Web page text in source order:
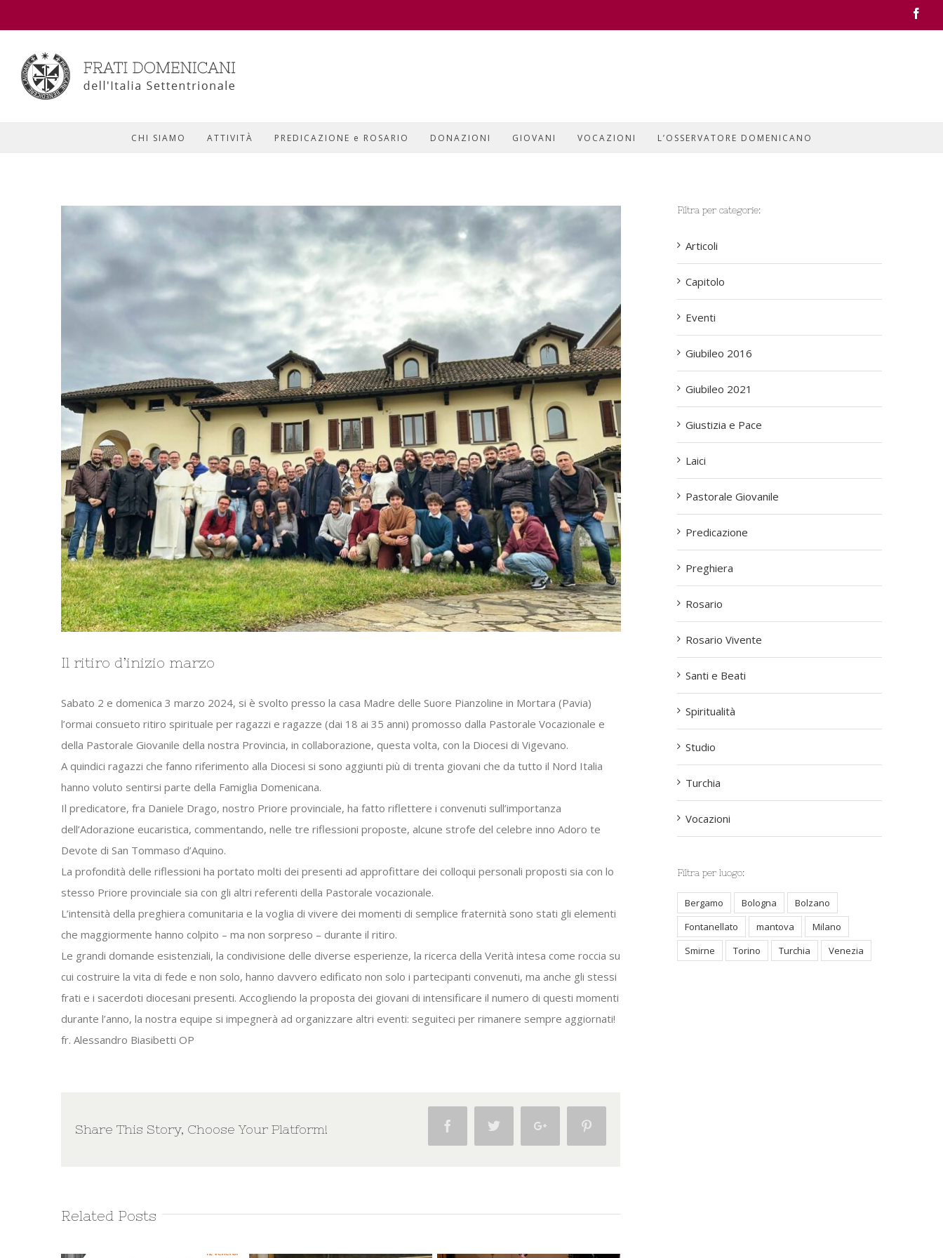
CHI SIAMO ATTIVITÀ PREDICAZIONE e ROSARIO DONAZIONI GIOVANI VOCAZIONI L’OSSERVATORE DOMENICANO
View
Il ritiro d’inizio marzo
Sabato 2 e domenica 3 marzo 2024, si è svolto presso la casa Madre delle Suore Pianzoline in Mortara (Pavia)
l’ormai consueto ritiro spirituale per ragazzi e ragazze (dai 18 ai 35 anni) promosso dalla Pastorale Vocazionale e
della Pastorale Giovanile della nostra Provincia, in collaborazione, questa volta, con la Diocesi di Vigevano.
A quindici ragazzi che fanno riferimento alla Diocesi si sono aggiunti più di trenta giovani che da tutto il Nord Italia
hanno voluto sentirsi parte della Famiglia Domenicana.
Il predicatore, fra Daniele Drago, nostro Priore provinciale, ha fatto riflettere i convenuti sull’importanza
dell’Adorazione eucaristica, commentando, nelle tre riflessioni proposte, alcune strofe del celebre inno Adoro te
Devote di San Tommaso d’Aquino.
La profondità delle riflessioni ha portato molti dei presenti ad approfittare dei colloqui personali proposti sia con lo
stesso Priore provinciale sia con gli altri referenti della Pastorale vocazionale.
L’intensità della preghiera comunitaria e la voglia di vivere dei momenti di semplice fraternità sono stati gli elementi
che maggiormente hanno colpito – ma non sorpreso – durante il ritiro.
Le grandi domande esistenziali, la condivisione delle diverse esperienze, la ricerca della Verità intesa come roccia su
cui costruire la vita di fede e non solo, hanno davvero edificato non solo i partecipanti convenuti, ma anche gli stessi
frati e i sacerdoti diocesani presenti. Accogliendo la proposta dei giovani di intensificare il numero di questi momenti
durante l’anno, la nostra equipe si impegnerà ad organizzare altri eventi: seguiteci per rimanere sempre aggiornati!
fr. Alessandro Biasibetti OP
Share This Story, Choose Your Platform! Facebook Twitter Google+
Related Posts
Filtra per categorie:
Articoli
Capitolo
Eventi
Giubileo 2016
Giubileo 2021
Giustizia e Pace
Laici
Pastorale Giovanile
Predicazione
Preghiera
Rosario
Rosario Vivente
Santi e Beati
Spiritualità
Studio
Turchia
Vocazioni
Filtra per luogo:
Bergamo Bologna
Bolzano
Fontanellato
mantova
Milano
Smirne
Torino Turchia Venezia